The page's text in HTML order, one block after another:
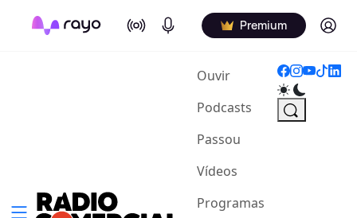
On Air Podcasts Premium Log in
Ouvir(current)
Podcasts
Passou
Vídeos
Programas